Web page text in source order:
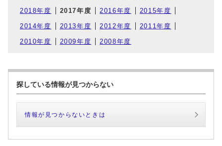
2018年度 2017年度 2016年度 2015年度
2014年度 2013年度 2012年度 2011年度
2010年度 2009年度 2008年度
探している情報が見つからない
情報が見つからないときは